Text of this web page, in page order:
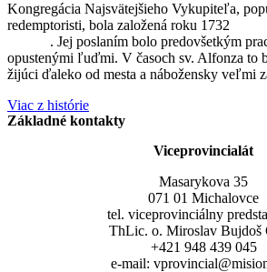
Kongregácia Najsvätejšieho Vykupiteľa,
redemptoristi, bola založená roku 1732
. Jej poslaním bolo predovšetkým
opustenými ľuďmi. V časoch sv. Alfonza to
žijúci ďaleko od mesta a nábožensky veľmi
Viac z histórie
Základné kontakty
Viceprovincialát
Masarykova 35
071 01 Michalovce
tel. viceprovinciálny
ThLic. o. Miroslav Bujdoš
+421 948 439 045
e-mail: